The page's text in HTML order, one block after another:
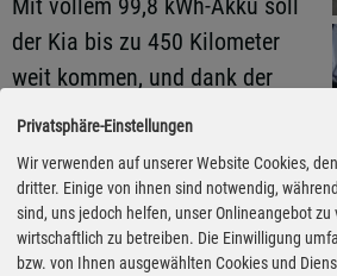
Mit vollem 99,8 kWh-Akku soll
der Kia bis zu 450 Kilometer
weit kommen, und dank der
800-Volt-Technik benötigt der
GT rund 24 Minuten um an einer
Schnellladestation die Batterien
von zehn auf 80 Prozent zu
befüllen. Über die so genannte
Privatsphäre-Einstellungen
Wir verwenden auf unserer Website Cookies,
dritter. Einige von ihnen sind notwendig,
sind, uns jedoch helfen, unser Onlineangebot zu
wirtschaftlich zu betreiben. Die Einwilligung
bzw. von Ihnen ausgewählten Cookies und